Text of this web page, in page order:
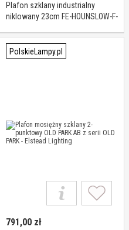
Plafon szklany industrialny
niklowany 23cm FE-HOUNSLOW-F-
Lighting
PolskieLampy.pl
791,00 zł